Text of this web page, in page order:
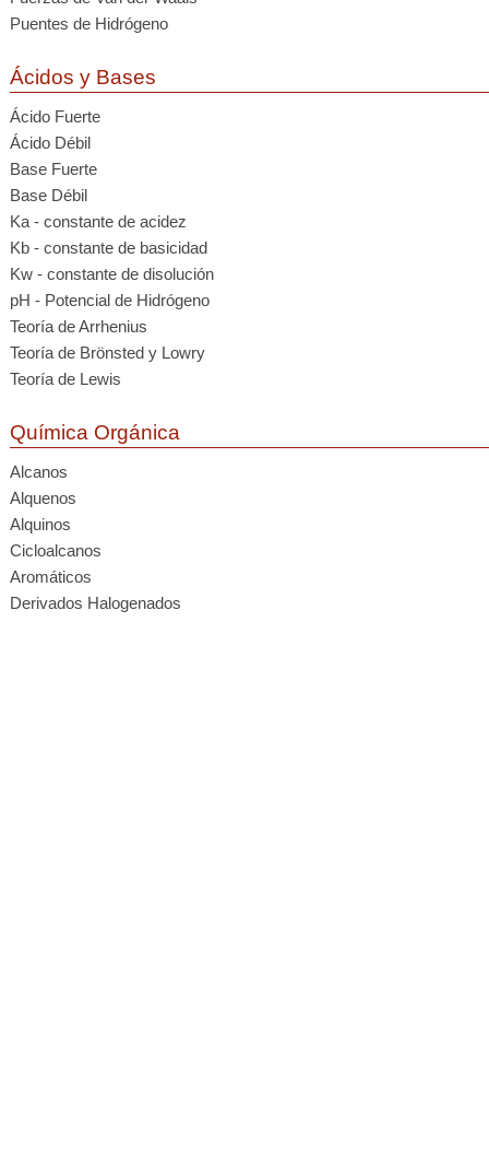
Puentes de Hidrógeno
Ácidos y Bases
Ácido Fuerte
Ácido Débil
Base Fuerte
Base Débil
Ka - constante de acidez
Kb - constante de basicidad
Kw - constante de disolución
pH - Potencial de Hidrógeno
Teoría de Arrhenius
Teoría de Brönsted y Lowry
Teoría de Lewis
Química Orgánica
Alcanos
Alquenos
Alquinos
Cicloalcanos
Aromáticos
Derivados Halogenados